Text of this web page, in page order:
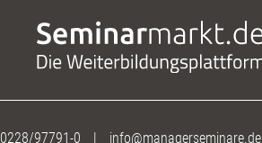
0228/97791-0 | info@managerseminare.de